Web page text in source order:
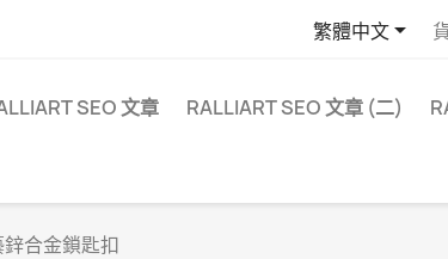
繁體中文
SEO 文章 RALLIART SEO 文章 (二)
合金鎖匙扣